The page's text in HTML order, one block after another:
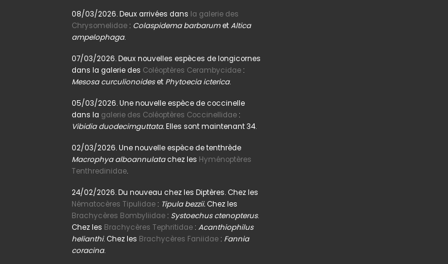
08/03/2026. Deux arrivées dans la galerie des
Chrysomelidae : Colaspidema barbarumetAltica
ampelophaga.
07/03/2026. Deux nouvelles espèces de longicornes
dans la galerie des Coléoptères Cerambycidae :
Mesosa curculionoideset Phytoecia icterica.
05/03/2026. Une nouvelle espèce de coccinelle
dans la galerie des Coléoptères Coccinellidae :
Vibidia duodecimguttata.Elles sont maintenant 34.
02/03/2026. Une nouvelle espèce de tenthrède
Macrophya alboannulatachez les Hyménoptères
Tenthredinidae.
24/02/2026. Du nouveau chez les Diptères. Chez les
Nématocères Tipulidae : Tipula bezzii. Chez les
Brachycères Bombyliidae : Systoechus ctenopterus.
Chez les Brachycères Tephritidae : Acanthiophilus
helianthi. Chez les Brachycères Faniidae : Fannia
coracina.